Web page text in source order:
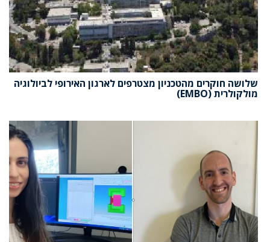
שלושה חוקרים מהטכניון מצטרפים לארגון האירופי לביולוגיה
מולקולרית (EMBO)